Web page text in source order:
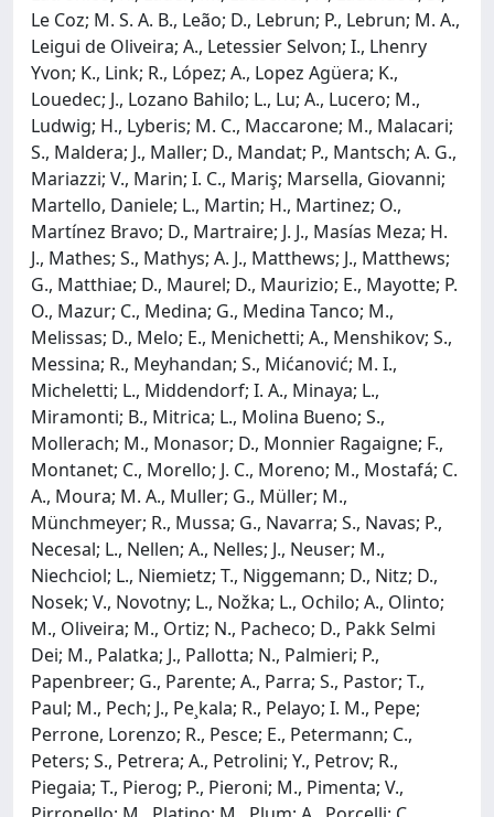
Le Coz; M. S. A. B., Leão; D., Lebrun; P., Lebrun; M. A.,
Leigui de Oliveira; A., Letessier Selvon; I., Lhenry
Yvon; K., Link; R., López; A., Lopez Agüera; K.,
Louedec; J., Lozano Bahilo; L., Lu; A., Lucero; M.,
Ludwig; H., Lyberis; M. C., Maccarone; M., Malacari;
S., Maldera; J., Maller; D., Mandat; P., Mantsch; A. G.,
Mariazzi; V., Marin; I. C., Mariş; Marsella, Giovanni;
Martello, Daniele; L., Martin; H., Martinez; O.,
Martínez Bravo; D., Martraire; J. J., Masías Meza; H.
J., Mathes; S., Mathys; A. J., Matthews; J., Matthews;
G., Matthiae; D., Maurel; D., Maurizio; E., Mayotte; P.
O., Mazur; C., Medina; G., Medina Tanco; M.,
Melissas; D., Melo; E., Menichetti; A., Menshikov; S.,
Messina; R., Meyhandan; S., Mićanović; M. I.,
Micheletti; L., Middendorf; I. A., Minaya; L.,
Miramonti; B., Mitrica; L., Molina Bueno; S.,
Mollerach; M., Monasor; D., Monnier Ragaigne; F.,
Montanet; C., Morello; J. C., Moreno; M., Mostafá; C.
A., Moura; M. A., Muller; G., Müller; M.,
Münchmeyer; R., Mussa; G., Navarra; S., Navas; P.,
Necesal; L., Nellen; A., Nelles; J., Neuser; M.,
Niechciol; L., Niemietz; T., Niggemann; D., Nitz; D.,
Nosek; V., Novotny; L., Nožka; L., Ochilo; A., Olinto;
M., Oliveira; M., Ortiz; N., Pacheco; D., Pakk Selmi
Dei; M., Palatka; J., Pallotta; N., Palmieri; P.,
Papenbreer; G., Parente; A., Parra; S., Pastor; T.,
Paul; M., Pech; J., Pe¸kala; R., Pelayo; I. M., Pepe;
Perrone, Lorenzo; R., Pesce; E., Petermann; C.,
Peters; S., Petrera; A., Petrolini; Y., Petrov; R.,
Piegaia; T., Pierog; P., Pieroni; M., Pimenta; V.,